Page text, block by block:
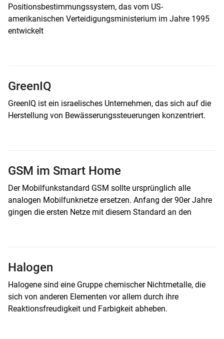
Positionsbestimmungssystem, das vom US-
amerikanischen Verteidigungsministerium im Jahre 1995
entwickelt
GreenIQ
GreenIQ ist ein israelisches Unternehmen, das sich auf die
Herstellung von Bewässerungssteuerungen konzentriert.
GSM im Smart Home
Der Mobilfunkstandard GSM sollte ursprünglich alle
analogen Mobilfunknetze ersetzen. Anfang der 90er Jahre
gingen die ersten Netze mit diesem Standard an den
Halogen
Halogene sind eine Gruppe chemischer Nichtmetalle, die
sich von anderen Elementen vor allem durch ihre
Reaktionsfreudigkeit und Farbigkeit abheben.